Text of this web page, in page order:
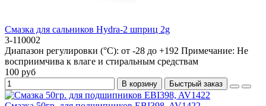
Смазка для сальников Hydra-2 шприц 2g
3-110002
Диапазон регулировки (°C): от -28 до +192 Примечание: Не
восприимчива к влаге и стиральным средствам
100 руб
В корзину Быстрый заказ